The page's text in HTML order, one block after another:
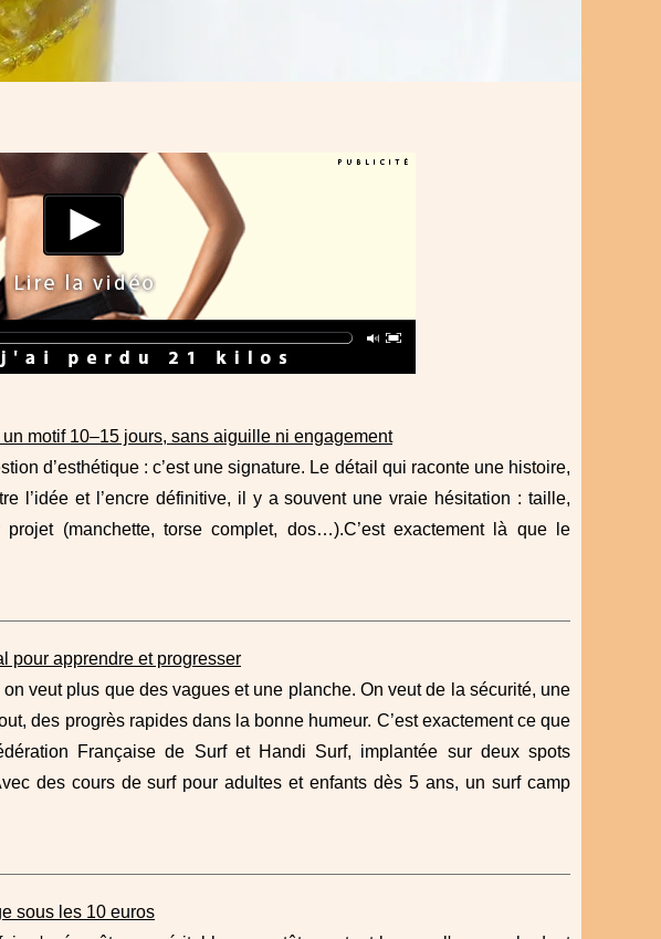
motif 10–15 jours, sans aiguille ni engagement
d’esthétique : c’est une signature. Le détail qui raconte une histoire,
l’idée et l’encre définitive, il y a souvent une vraie hésitation : taille,
(manchette, torse complet, dos…).C’est exactement là que le
pour apprendre et progresser
veut plus que des vagues et une planche. On veut de la sécurité, une
des progrès rapides dans la bonne humeur. C’est exactement ce que
Française de Surf et Handi Surf, implantée sur deux spots
des cours de surf pour adultes et enfants dès 5 ans, un surf camp
sous les 10 euros